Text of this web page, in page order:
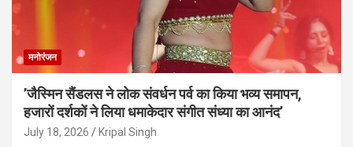
मनोरंजन
’जैस्मिन सैंडलस ने लोक संवर्धन पर्व का किया भव्य समापन,
हजारों दर्शकों ने लिया धमाकेदार संगीत संध्या का आनंद’
July 18, 2026 Kripal Singh